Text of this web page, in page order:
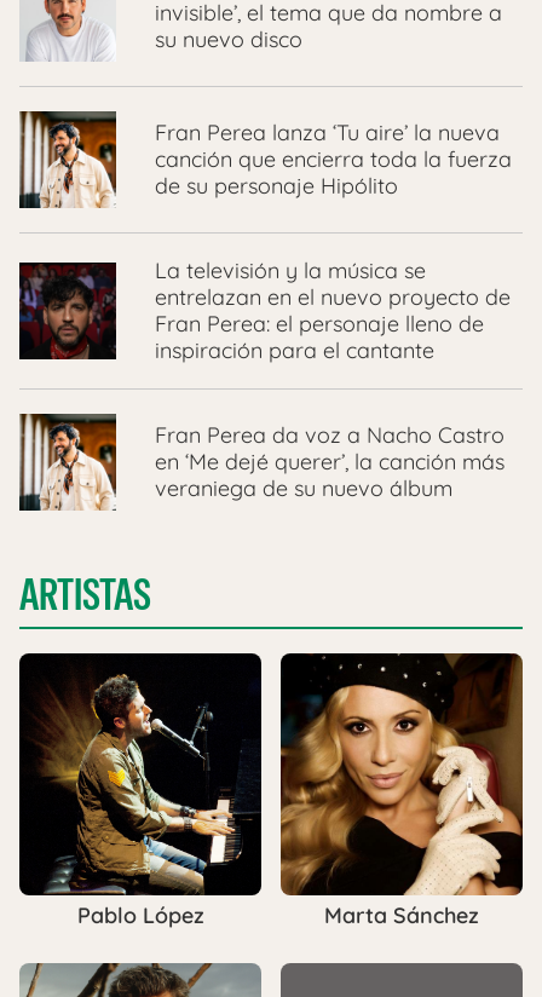
invisible’, el tema que da nombre a
su nuevo disco
Fran Perea lanza ‘Tu aire’ la nueva
canción que encierra toda la fuerza
de su personaje Hipólito
La televisión y la música se
entrelazan en el nuevo proyecto de
Fran Perea: el personaje lleno de
inspiración para el cantante
Fran Perea da voz a Nacho Castro
en ‘Me dejé querer’, la canción más
veraniega de su nuevo álbum
ARTISTAS
Pablo López Marta Sánchez